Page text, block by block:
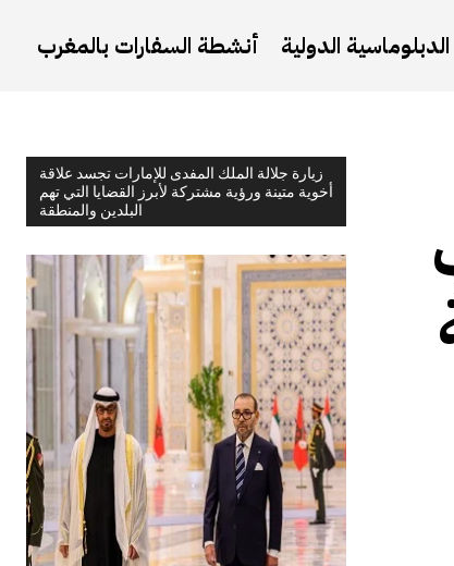
الدبلوماسية الدولية أنشطة السفارات بالمغرب
زيارة جلالة الملك المفدى للإمارات تجسد علاقة
أخوية متينة ورؤية مشتركة لأبرز القضايا التي تهم
البلدين والمنطقة